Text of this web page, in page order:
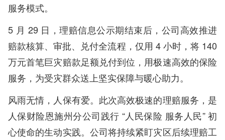
服务模式。
5 月 29 日，理赔信息公示期结束后，公司高效推进
赔款核算、审批、兑付全流程，仅用 4 小时，将 140
万元首笔巨灾赔款足额兑付到位，用极速高效的保险
服务，为受灾群众送上坚实保障与暖心助力。
风雨无情，人保有爱。此次高效极速的理赔服务，是
人保财险恩施州分公司践行 “人民保险 服务人民” 初
心使命的生动实践。公司将持续紧盯灾区后续理赔工